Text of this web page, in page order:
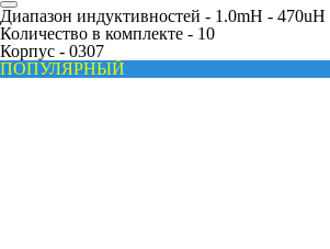
Диапазон индуктивностей - 1.0mH - 470uH
Количество в комплекте - 10
Корпус - 0307
ПОПУЛЯРНЫЙ